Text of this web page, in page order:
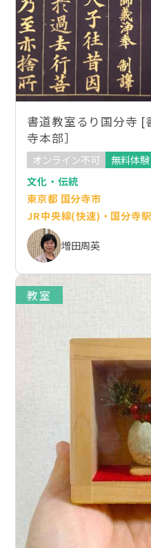
書道教室るり国分寺 [
寺本部］
オンライン不可
無料体
文化・伝統
東京都 国分寺市
JR中央線(快速)・国分寺駅
増田周英
教室